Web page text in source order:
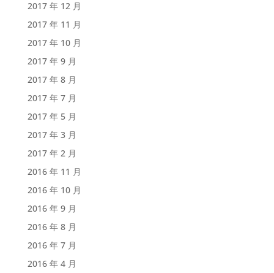
2017 年 12 月
2017 年 11 月
2017 年 10 月
2017 年 9 月
2017 年 8 月
2017 年 7 月
2017 年 5 月
2017 年 3 月
2017 年 2 月
2016 年 11 月
2016 年 10 月
2016 年 9 月
2016 年 8 月
2016 年 7 月
2016 年 4 月